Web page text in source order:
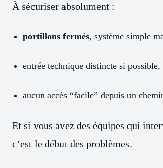
À sécuriser absolument :
portillons fermés, système simple
entrée technique distincte si possible,
aucun accès “facile” depuis un
Et si vous avez des équipes qui
c’est le début des problèmes.